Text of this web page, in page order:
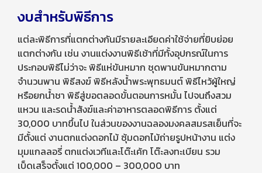
งบสำหรับพิธีการ
แต่ละพิธีการที่แตกต่างกันมีรายละเอียดค่าใช้จ่ายที่ยิบย่อย
แตกต่างกัน เช่น งานแต่งงานพิธีเช้าที่มีทั้งอุปกรณ์ในการ
ประกอบพิธีไม่ว่าจะ พิธีแห่ขันหมาก ชุดพานขันหมากตาม
จำนวนพาน พิธีสงฆ์ พิธีหลังน้ำพระพุทธมนต์ พิธีไหว้ผู้ใหญ่
หรือยกน้ำชา พิธีสู่ขอตลอดขั้นตอนการหมั้น ไปจนถึงสวม
แหวน และรดน้ำสังฆ์และค่าอาหารตลอดพิธีการ ตั้งแต่
30,000 บาทขึ้นไป ในส่วนของงานฉลองมงคลสมรสเย็นที่จะ
มีตั้งแต่ งานตกแต่งดอกไม้ ซุ้มดอกไม้ถ่ายรูปหน้างาน แต่ง
มุมแกลลอรี่ ตกแต่งเวทีและโต๊ะเค้ก โต๊ะลงทะเบียน รวม
เบ็ดเสร็จตั้งแต่ 100,000 – 300,000 บาท